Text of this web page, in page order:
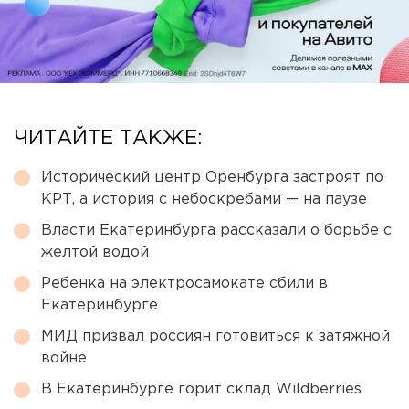
ЧИТАЙТЕ ТАКЖЕ:
Исторический центр Оренбурга застроят по
КРТ, а история с небоскребами — на паузе
Власти Екатеринбурга рассказали о борьбе с
желтой водой
Ребенка на электросамокате сбили в
Екатеринбурге
МИД призвал россиян готовиться к затяжной
войне
В Екатеринбурге горит склад Wildberries